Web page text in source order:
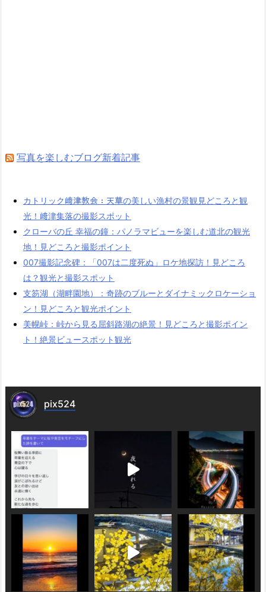
写真を楽しむブログ新着記事
カトリック﨑津教会：天草の美しい漁村の景観見どころと観
光！﨑津集落の撮影スポット
クローバの丘 幸福の鐘：パノラマビューを楽しむ道北の観光
地！見どころと撮影ポイント
007撮影記念碑：「007は二度死ぬ」ロケ地探訪！見どころ
は？観光と撮影スポット
支笏湖（湖畔園地）：奇跡のブルーとダイナミックロケーショ
ン！見どころと観光ポイント
美幌峠：峠から見る屈斜路湖の絶景！見どころと撮影ポイン
ト！絶景ビュースポット観光
pix524